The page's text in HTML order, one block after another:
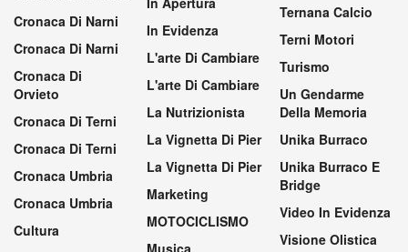
Cronaca Di Narni
Cronaca Di Narni
Cronaca Di
Orvieto
Cronaca Di Terni
Cronaca Di Terni
Cronaca Umbria
Cronaca Umbria
Cultura
In Evidenza
L'arte Di Cambiare
L'arte Di Cambiare
La Nutrizionista
La Vignetta Di Pier
La Vignetta Di Pier
Marketing
MOTOCICLISMO
Musica
Ternana Calcio
Terni Motori
Turismo
Un Gendarme
Della Memoria
Unika Burraco
Unika Burraco E
Bridge
Video In Evidenza
Visione Olistica